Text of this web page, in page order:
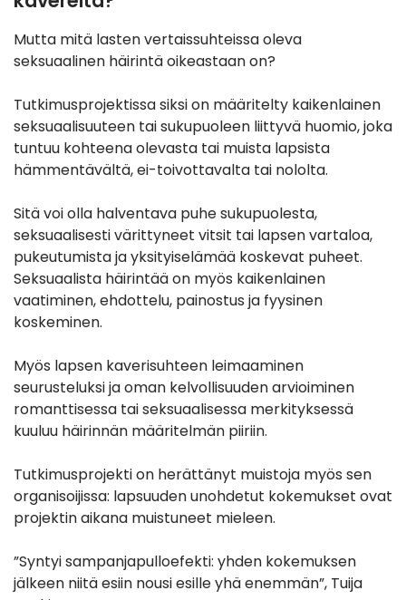
Mutta mitä lasten vertaissuhteissa oleva
seksuaalinen häirintä oikeastaan on?
Tutkimusprojektissa siksi on määritelty kaikenlainen
seksuaalisuuteen tai sukupuoleen liittyvä huomio, joka
tuntuu kohteena olevasta tai muista lapsista
hämmentävältä, ei-toivottavalta tai nololta.
Sitä voi olla halventava puhe sukupuolesta,
seksuaalisesti värittyneet vitsit tai lapsen vartaloa,
pukeutumista ja yksityiselämää koskevat puheet.
Seksuaalista häirintää on myös kaikenlainen
vaatiminen, ehdottelu, painostus ja fyysinen
koskeminen.
Myös lapsen kaverisuhteen leimaaminen
seurusteluksi ja oman kelvollisuuden arvioiminen
romanttisessa tai seksuaalisessa merkityksessä
kuuluu häirinnän määritelmän piiriin.
Tutkimusprojekti on herättänyt muistoja myös sen
organisoijissa: lapsuuden unohdetut kokemukset ovat
projektin aikana muistuneet mieleen.
”Syntyi sampanjapulloefekti: yhden kokemuksen
jälkeen niitä esiin nousi esille yhä enemmän”, Tuija